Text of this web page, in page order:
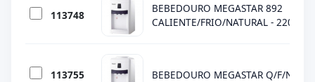
113748
BEBEDOURO MEGASTAR 892
CALIENTE/FRIO/NATURAL - 220V
113755 BEBEDOURO MEGASTAR Q/F/NAT